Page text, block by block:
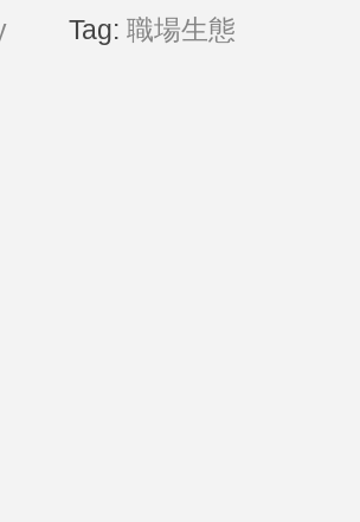
Tag: 職場生態